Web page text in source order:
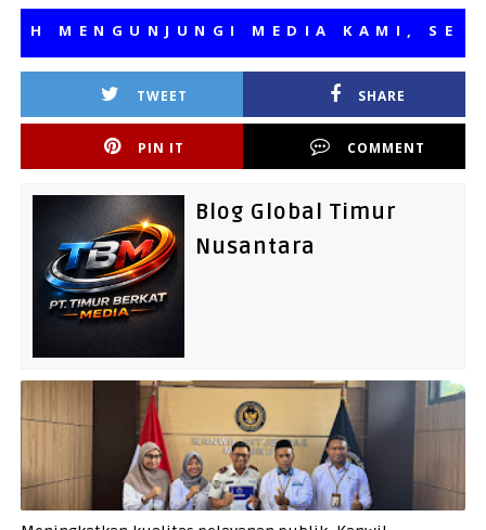
MEDIA KAMI, SEMOGA
TWEET SHARE
PIN IT COMMENT
Blog Global Timur
Nusantara